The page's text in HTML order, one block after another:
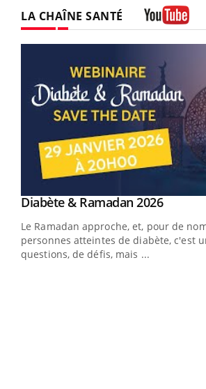
LA CHAÎNE SANTÉ
Youtube
Diabète & Ramadan 2026
Le Ramadan approche, et, pour de
personnes atteintes de diabète, c'est
questions, de défis, mais ...